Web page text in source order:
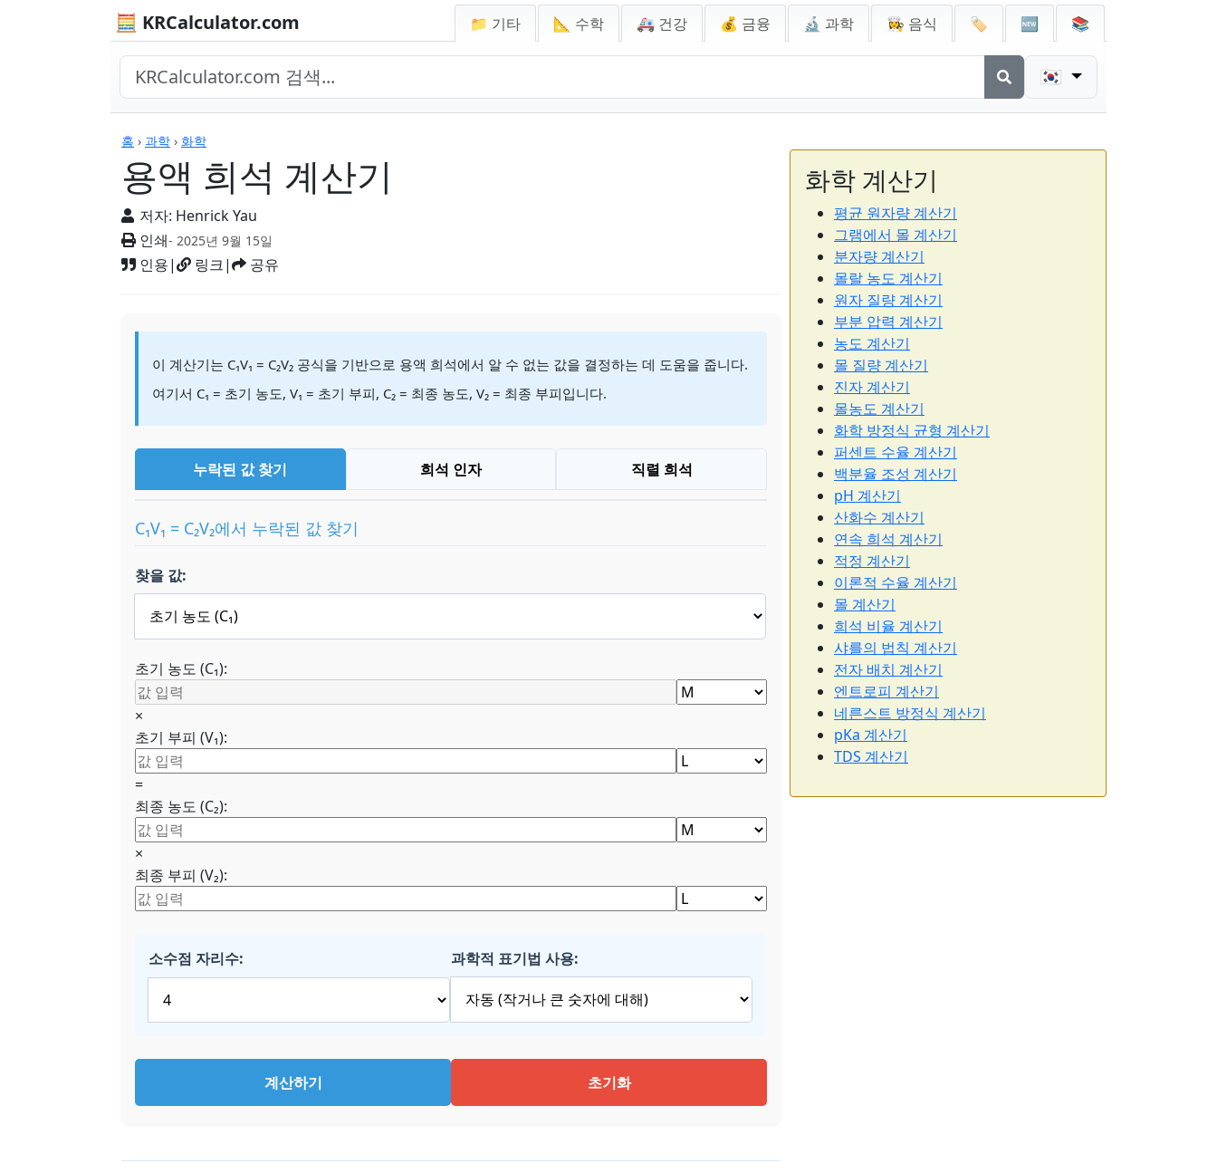
🧮 KRCalculator.com 📁 기타 📐 수학 🚑 건강 💰 금융 🔬 과학 👩‍🍳 음식 🏷️ 🆕 📚
🇰🇷
홈 › 과학 › 화학
용액 희석 계산기
저자: Henrick Yau
인쇄- 2025년 9월 15일
인용| 링크| 공유
계산기
이 계산기는 C₁V₁ = C₂V₂ 공식을 기반으로 용액 희석에서 알 수 없는 값을 결정하는 데 도움을 줍니다.
여기서 C₁ = 초기 농도, V₁ = 초기 부피, C₂ = 최종 농도, V₂ = 최종 부피입니다.
누락된 값 찾기 희석 인자 직렬 희석
C₁V₁ = C₂V₂에서 누락된 값 찾기
찾을 값:
초기 농도 (C₁):
×
초기 부피 (V₁):
=
최종 농도 (C₂):
×
최종 부피 (V₂):
소수점 자리수: 과학적 표기법 사용:
계산하기 초기화
화학 계산기
평균 원자량 계산기
그램에서 몰 계산기
분자량 계산기
몰랄 농도 계산기
원자 질량 계산기
부분 압력 계산기
농도 계산기
몰 질량 계산기
진자 계산기
몰농도 계산기
화학 방정식 균형 계산기
퍼센트 수율 계산기
백분율 조성 계산기
pH 계산기
산화수 계산기
연속 희석 계산기
적정 계산기
이론적 수율 계산기
몰 계산기
희석 비율 계산기
샤를의 법칙 계산기
전자 배치 계산기
엔트로피 계산기
네른스트 방정식 계산기
pKa 계산기
TDS 계산기